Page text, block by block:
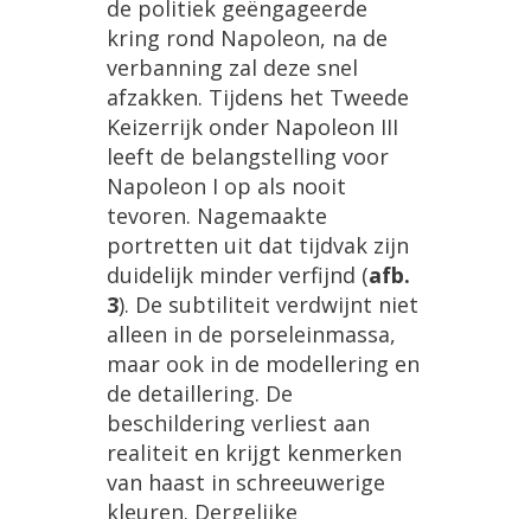
de politiek geëngageerde
kring rond Napoleon, na de
verbanning zal deze snel
afzakken. Tijdens het Tweede
Keizerrijk onder Napoleon III
leeft de belangstelling voor
Napoleon I op als nooit
tevoren. Nagemaakte
portretten uit dat tijdvak zijn
duidelijk minder verfijnd (afb.
3). De subtiliteit verdwijnt niet
alleen in de porseleinmassa,
maar ook in de modellering en
de detaillering. De
beschildering verliest aan
realiteit en krijgt kenmerken
van haast in schreeuwerige
kleuren. Dergelijke